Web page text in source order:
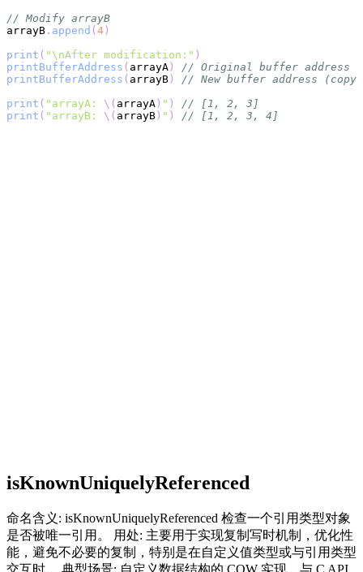
// Modify arrayB
arrayB . append ( 4 )
print ( "\nAfter modification:" )
printBufferAddress ( arrayA )
// Original buffer address
printBufferAddress ( arrayB )
// New buffer address (copy
print ( "arrayA: \( arrayA ) " )
// [1, 2, 3]
print ( "arrayB: \( arrayB ) " ) // [1, 2, 3, 4]
isKnownUniquelyReferenced
命名含义: isKnownUniquelyReferenced 检查一个引用类型对象
是否被唯一引用。 用处: 主要用于实现复制写时机制，优化性
能，避免不必要的复制，特别是在自定义值类型或与引用类型
交互时。 典型场景: 自定义数据结构的 COW 实现、与 C API